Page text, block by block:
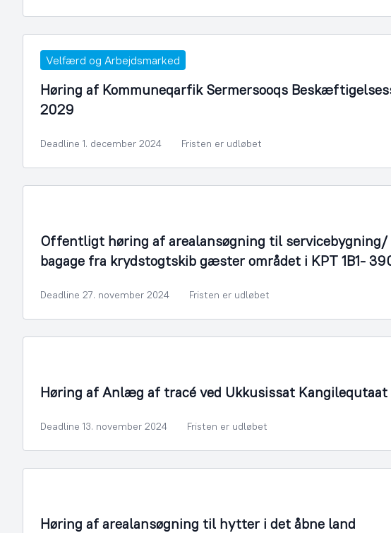
Velfærd og Arbejdsmarked
Høring af Kommuneqarfik Sermersooqs
2029
Deadline 1. december 2024 Fristen er udløbet
Offentligt høring af arealansøgning til
bagage fra krydstogtskib gæster området i KPT 1B1-
Deadline 27. november 2024 Fristen er udløbet
Høring af Anlæg af tracé ved Ukkusissat Kangilequtaat
Deadline 13. november 2024 Fristen er udløbet
Høring af arealansøgning til hytter i det åbne land